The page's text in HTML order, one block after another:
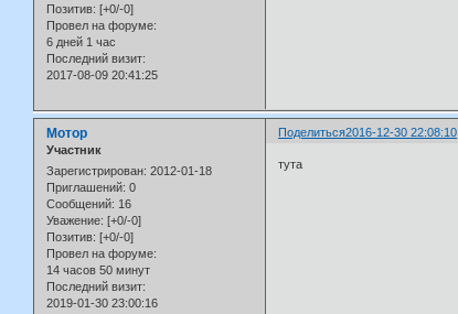
Позитив: [+0/-0]
Провел на форуме:
6 дней 1 час
Последний визит:
2017-08-09 20:41:25
Поделиться2016-12-30 22:08:10
Мотор
Участник
Зарегистрирован: 2012-01-18
Приглашений: 0
Сообщений: 16
Уважение: [+0/-0]
Позитив: [+0/-0]
Провел на форуме:
14 часов 50 минут
Последний визит:
2019-01-30 23:00:16
тута